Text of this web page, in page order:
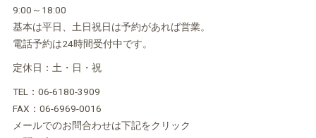
9:00～18:00
基本は平日、土日祝日は予約があれば営業。
電話予約は24時間受付中です。
定休日：土・日・祝
TEL：06-6180-3909
FAX：06-6969-0016
メールでのお問合わせは下記をクリック